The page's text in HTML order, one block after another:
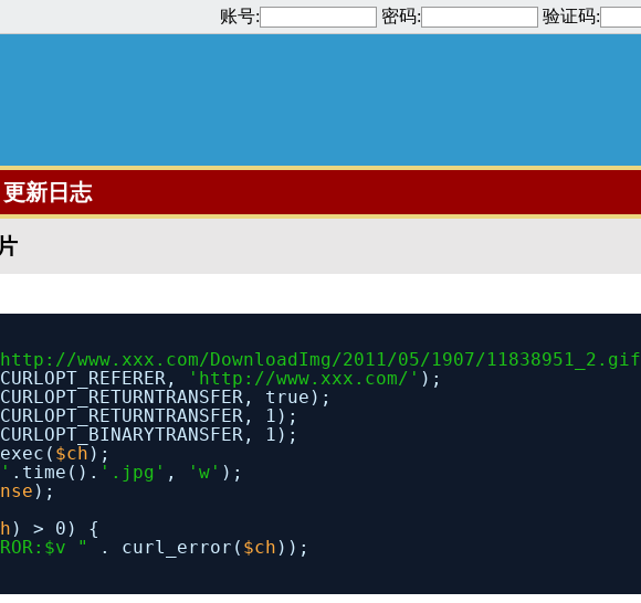
账号: 密码: 验证码:
更新日志
http://www.xxx.com/DownloadImg/2011/05/1907/11838951_2.gif
' http://www.xxx.com/ ' );
true);
1);
1);
$ch );
.time(). '.jpg' , 'w' );
);
) > 0) {
" . curl_error( $ch ));